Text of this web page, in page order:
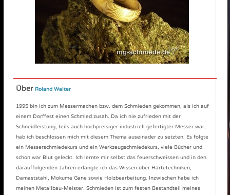
Über Roland Walter
1995 bin ich zum Messermachen bzw. dem Schmieden gekommen, als ich auf
einem Dorffest einen Schmied zusah. Da ich nie zufrieden mit der
Schneidleistung, teils auch hochpreisiger industriell gefertigter Messer war,
hab ich beschlossen mich mit diesem Thema auseinader zu setzten. Es folgte
ein Messerschmiedekurs und ein Werkzeugschmiedekurs, viele Bücher und
schon war Blut geleckt. Ich lernte mir selbst das feuerschweissen und in den
darauffolgenden Jahren erlangte ich das Wissen über Härtetechniken,
Damaststahl, Mokume Gane sowie Holzbearbeitung. Inzwischen habe ich
meinen Metallbau-Meister. Schmieden ist zum festen Bestandteil meines